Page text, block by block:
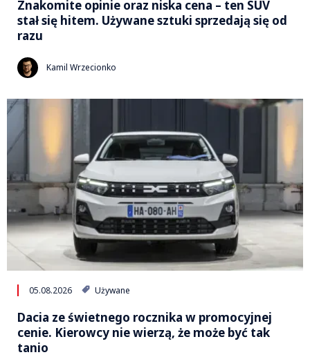
Znakomite opinie oraz niska cena – ten SUV
stał się hitem. Używane sztuki sprzedają się od
razu
Kamil Wrzecionko
05.08.2026 Używane
Dacia ze świetnego rocznika w promocyjnej
cenie. Kierowcy nie wierzą, że może być tak
tanio